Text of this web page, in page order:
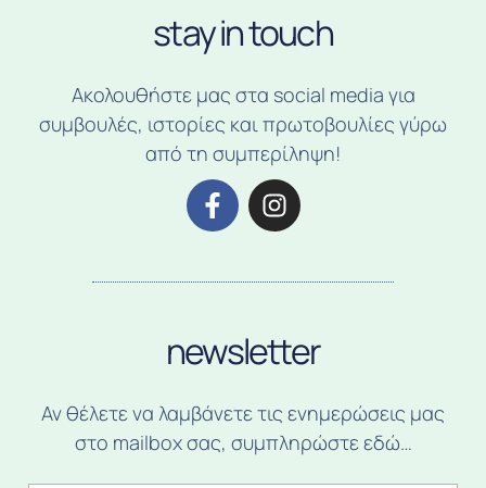
stay in touch
Ακολουθήστε μας στα social media για
συμβουλές, ιστορίες και πρωτοβουλίες γύρω
από τη συμπερίληψη!
newsletter
Αν θέλετε να λαμβάνετε τις ενημερώσεις μας
στο mailbox σας, συμπληρώστε εδώ…